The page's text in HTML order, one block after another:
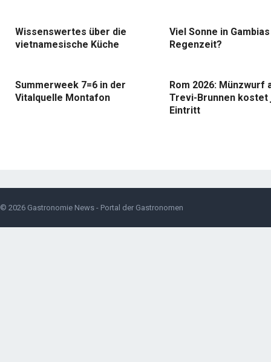
Wissenswertes über die
vietnamesische Küche
Viel Sonne in Gambias
Regenzeit?
Summerweek 7=6 in der
Vitalquelle Montafon
Rom 2026: Münzwurf
Trevi-Brunnen
Eintritt
© 2026 Gastronomie News - Portal der Gastronomen